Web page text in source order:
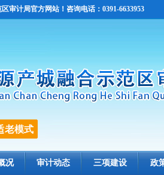
审计局官方网站！咨询电话：0391-6633953
老模式
况 审计动态 三项建设 政